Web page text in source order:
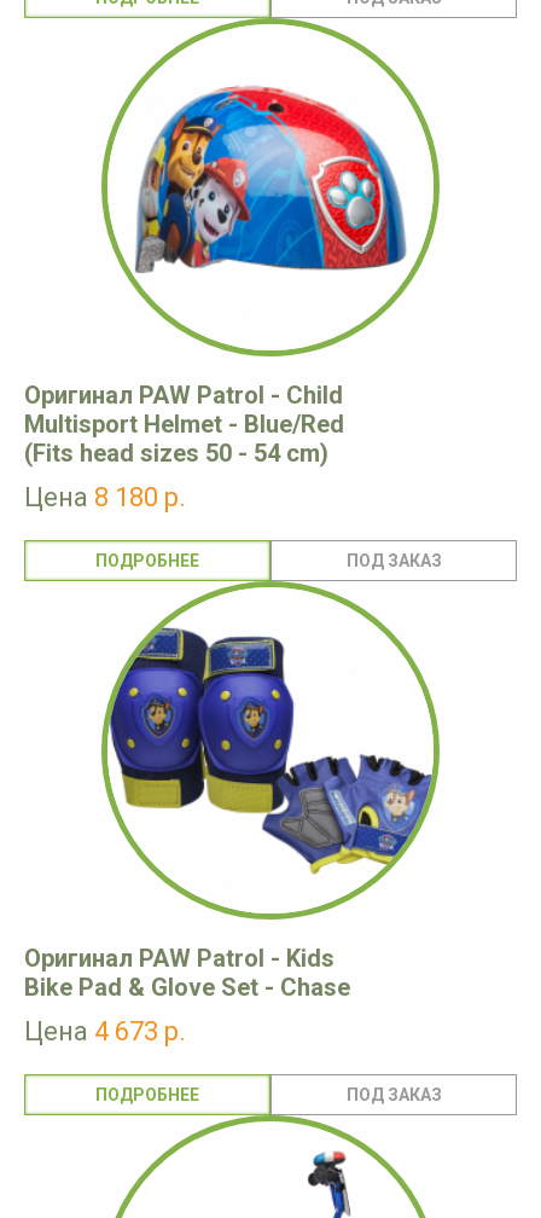
Оригинал PAW Patrol - Child
Multisport Helmet - Blue/Red
(Fits head sizes 50 - 54 cm)
Цена 8 180 р.
ПОДРОБНЕЕ
Оригинал PAW Patrol - Kids
Bike Pad & Glove Set - Chase
Цена 4 673 р.
ПОДРОБНЕЕ